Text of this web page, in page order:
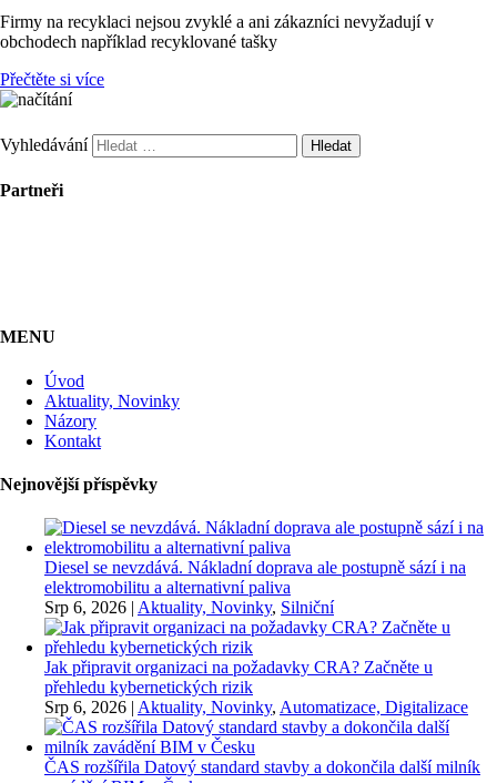
Firmy na recyklaci nejsou zvyklé a ani zákazníci nevyžadují v
obchodech například recyklované tašky
Přečtěte si více
Vyhledávání
Partneři
MENU
Úvod
Aktuality, Novinky
Názory
Kontakt
Nejnovější příspěvky
Diesel se nevzdává. Nákladní doprava ale postupně sází i na
elektromobilitu a alternativní paliva
Srp 6, 2026 | Aktuality, Novinky, Silniční
Jak připravit organizaci na požadavky CRA? Začněte u
přehledu kybernetických rizik
Srp 6, 2026 | Aktuality, Novinky, Automatizace, Digitalizace
ČAS rozšířila Datový standard stavby a dokončila další milník